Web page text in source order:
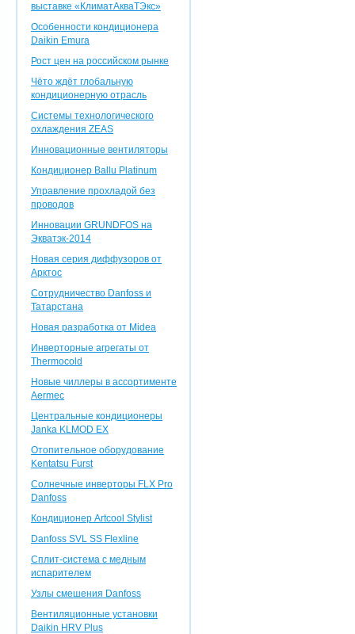
выставке «КлиматАкваТЭкс»
Особенности кондиционера
Daikin Emura
Рост цен на российском рынке
Чёто ждёт глобальную
кондиционерную отрасль
Системы технологического
охлаждения ZEAS
Инновационные вентиляторы
Кондиционер Ballu Platinum
Управление прохладой без
проводов
Инновации GRUNDFOS на
Экватэк-2014
Новая серия диффузоров от
Арктос
Сотрудничество Danfoss и
Татарстана
Новая разработка от Midea
Инверторные агрегаты от
Thermocold
Новые чиллеры в ассортименте
Aermec
Центральные кондиционеры
Janka KLMOD EX
Отопительное оборудование
Kentatsu Furst
Солнечные инверторы FLX Pro
Danfoss
Кондиционер Artcool Stylist
Danfoss SVL SS Flexline
Сплит-система с медным
испарителем
Узлы смешения Danfoss
Вентиляционные установки
Daikin HRV Plus